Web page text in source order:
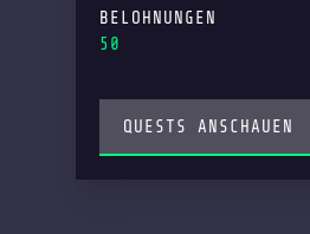
BELOHNUNGEN
50
QUESTS ANSCHAUEN